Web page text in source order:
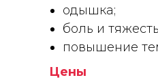
одышка;
боль и
повышение
Цены